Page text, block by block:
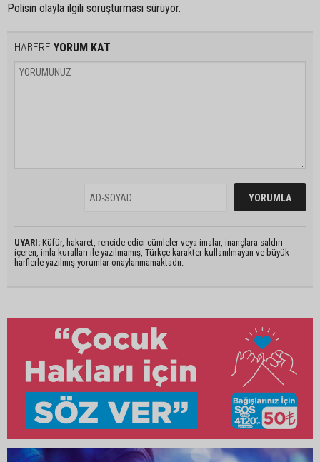
Polisin olayla ilgili soruşturması sürüyor.
HABERE YORUM KAT
UYARI: Küfür, hakaret, rencide edici cümleler veya imalar, inançlara saldırı
içeren, imla kuralları ile yazılmamış, Türkçe karakter kullanılmayan ve büyük
harflerle yazılmış yorumlar onaylanmamaktadır.